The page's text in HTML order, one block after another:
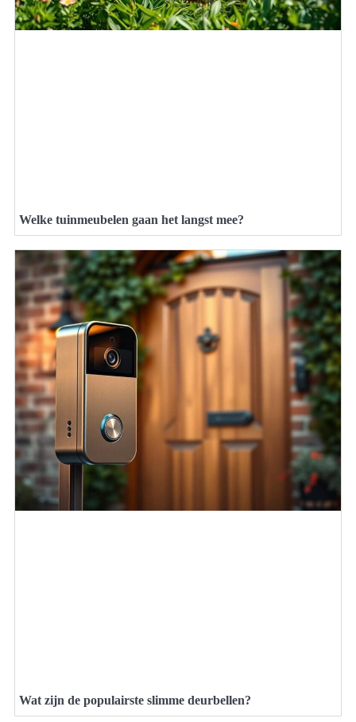
Welke tuinmeubelen gaan het langst mee?
Wat zijn de populairste slimme deurbellen?